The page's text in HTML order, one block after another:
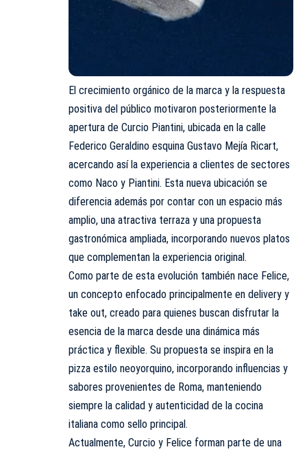
El crecimiento orgánico de la marca y la respuesta
positiva del público motivaron posteriormente la
apertura de Curcio Piantini, ubicada en la calle
Federico Geraldino esquina Gustavo Mejía Ricart,
acercando así la experiencia a clientes de sectores
como Naco y Piantini. Esta nueva ubicación se
diferencia además por contar con un espacio más
amplio, una atractiva terraza y una propuesta
gastronómica ampliada, incorporando nuevos platos
que complementan la experiencia original.
Como parte de esta evolución también nace Felice,
un concepto enfocado principalmente en delivery y
take out, creado para quienes buscan disfrutar la
esencia de la marca desde una dinámica más
práctica y flexible. Su propuesta se inspira en la
pizza estilo neoyorquino, incorporando influencias y
sabores provenientes de Roma, manteniendo
siempre la calidad y autenticidad de la cocina
italiana como sello principal.
Actualmente, Curcio y Felice forman parte de una